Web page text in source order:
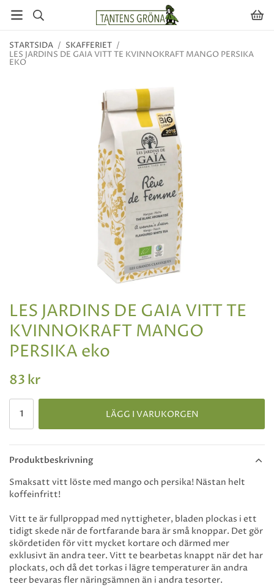
STARTSIDA / SKAFFERIET /
LES JARDINS DE GAIA VITT TE KVINNOKRAFT MANGO PERSIKA
EKO
LES JARDINS DE GAIA VITT TE
KVINNOKRAFT MANGO
PERSIKA eko
83 kr
LÄGG I VARUKORGEN
Produktbeskrivning
Smaksatt vitt löste med mango och persika! Nästan helt
koffeinfritt!
Vitt te är fullproppad med nyttigheter, bladen plockas i ett
tidigt skede när de fortfarande bara är små knoppar. Det gör
skördetiden för vitt mycket kortare och därmed mer
exklusivt än andra teer. Vitt te bearbetas knappt när det har
plockats, och då det torkas i lägre temperaturer än andra
teer bevaras fler näringsämnen än i andra tesorter.